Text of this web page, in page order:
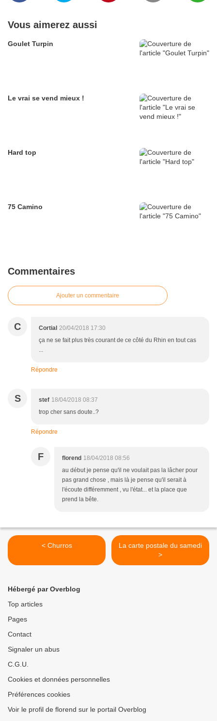
Vous aimerez aussi
Goulet Turpin
Le vrai se vend mieux !
Hard top
75 Camino
Commentaires
Ajouter un commentaire
C Cortial 20/04/2018 17:30
ça ne se fait plus très courant de ce côté du Rhin en tout cas
...
Répondre
S stef 18/04/2018 08:37
trop cher sans doute..?
Répondre
F florend 18/04/2018 08:56
au début je pense qu'il ne voulait pas la lâcher pour
pas grand chose , mais là je pense qu'il serait à
l'écoute différemment , vu l'état... et la place que
prend la bête.
< Churros
La carte postale du samedi
>
Hébergé par Overblog
Top articles
Pages
Contact
Signaler un abus
C.G.U.
Cookies et données personnelles
Préférences cookies
Voir le profil de florend sur le portail Overblog